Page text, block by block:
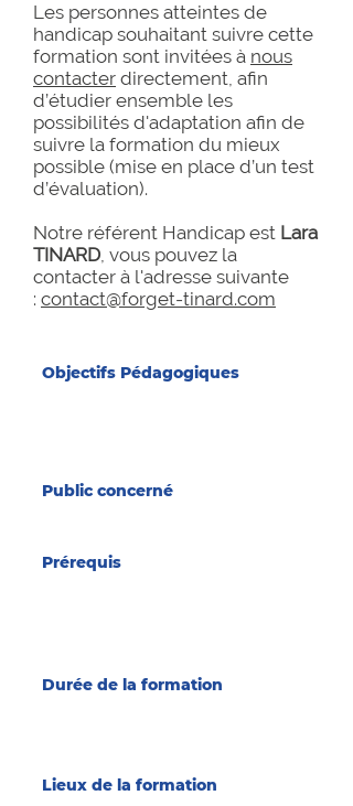
Les personnes atteintes de
handicap souhaitant suivre cette
formation sont invitées à nous
contacter directement, afin
d’étudier ensemble les
possibilités d'adaptation afin de
suivre la formation du mieux
possible (mise en place d’un test
d’évaluation).
Notre référent Handicap est Lara
TINARD, vous pouvez la
contacter à l'adresse suivante
: contact@forget-tinard.com
Objectifs Pédagogiques
Public concerné
Prérequis
Durée de la formation
Lieux de la formation